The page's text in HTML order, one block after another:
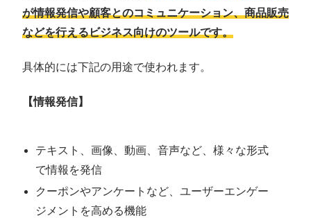
が情報発信や顧客とのコミュニケーション、商品販売
などを行えるビジネス向けのツールです。
具体的には下記の用途で使われます。
【情報発信】
テキスト、画像、動画、音声など、様々な形式
で情報を発信
クーポンやアンケートなど、ユーザーエンゲー
ジメントを高める機能